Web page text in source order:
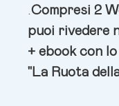
.Compresi 2
puoi rivedere
+ ebook con
"La Ruota